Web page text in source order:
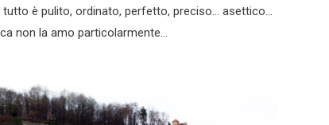
è pulito, ordinato, perfetto, preciso… asettico…
non la amo particolarmente…